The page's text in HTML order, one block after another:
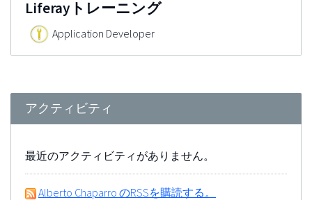
Liferayトレーニング
Application Developer
アクティビティ
最近のアクティビティがありません。
Alberto Chaparro のRSSを購読する。